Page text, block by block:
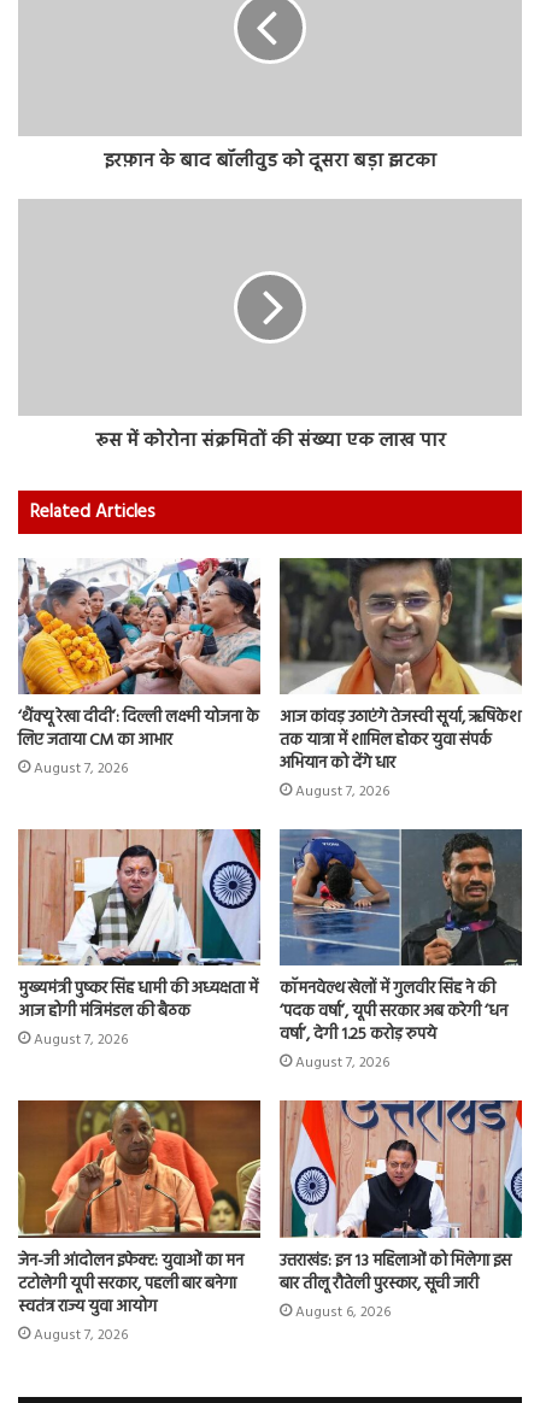
इरफ़ान के बाद बॉलीवुड को दूसरा बड़ा झटका
रूस में कोरोना संक्रमितों की संख्या एक लाख पार
Related Articles
‘थैंक्यू रेखा दीदी’: दिल्ली लक्ष्मी योजना के
लिए जताया CM का आभार
August 7, 2026
आज कांवड़ उठाएंगे तेजस्वी सूर्या, ऋषिकेश
तक यात्रा में शामिल होकर युवा संपर्क
अभियान को देंगे धार
August 7, 2026
मुख्यमंत्री पुष्कर सिंह धामी की अध्यक्षता में
आज होगी मंत्रिमंडल की बैठक
August 7, 2026
कॉमनवेल्थ खेलों में गुलवीर सिंह ने की
‘पदक वर्षा’, यूपी सरकार अब करेगी ‘धन
वर्षा’, देगी 1.25 करोड़ रुपये
August 7, 2026
जेन-जी आंदोलन इफेक्ट: युवाओं का मन
टटोलेगी यूपी सरकार, पहली बार बनेगा
स्वतंत्र राज्य युवा आयोग
August 7, 2026
उत्तराखंड: इन 13 महिलाओं को मिलेगा इस
बार तीलू रौतेली पुरस्कार, सूची जारी
August 6, 2026